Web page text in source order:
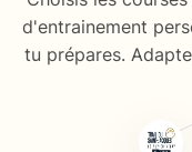
d'entrainement
tu prépares.